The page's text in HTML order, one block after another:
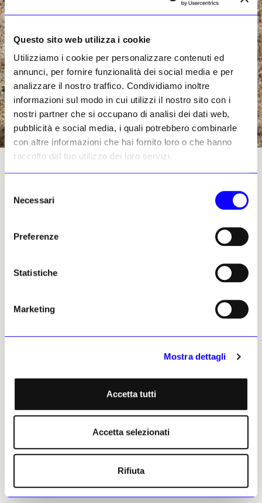
Questo sito web utilizza i cookie
Utilizziamo i cookie per personalizzare contenuti ed
annunci, per fornire funzionalità dei social media e per
analizzare il nostro traffico. Condividiamo inoltre
informazioni sul modo in cui utilizzi il nostro sito con i
nostri partner che si occupano di analisi dei dati web,
pubblicità e social media, i quali potrebbero combinarle
con altre informazioni che hai fornito loro o che hanno
raccolto dal tuo utilizzo dei loro servizi.
delNecessari
Preferenze
Statistiche
Marketing
Mostra dettagli
Accetta tutti
Accetta selezionati
Rifiuta
Federico Castelli Gattinara, 12
Federico Castelli Gattinara
NEWS ARCHEOLOGIA NEWS ARCHEOLOGIA